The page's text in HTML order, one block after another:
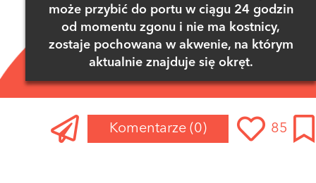
może przybić do portu w ciągu 24 godzin
od momentu zgonu i nie ma kostnicy,
zostaje pochowana w akwenie, na którym
aktualnie znajduje się okręt.
Komentarze (0) 85